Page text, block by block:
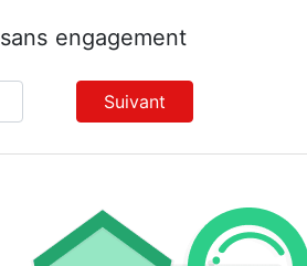
engagement
Suivant